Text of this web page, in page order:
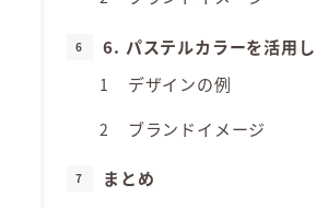
6. パステルカラーを活用
デザインの例
ブランドイメージ
まとめ